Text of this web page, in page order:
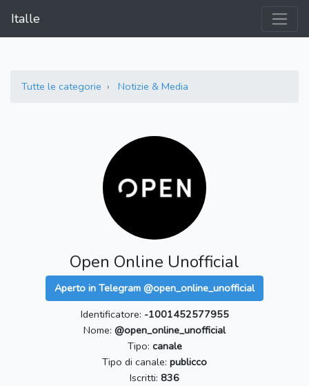
Italle
Tutte le categorie Notizie & Media
Open Online Unofficial
Aperto in Telegram @open_online_unofficial
Identificatore: -1001452577955
Nome: @open_online_unofficial
Tipo: canale
Tipo di canale: publicco
Iscritti: 836